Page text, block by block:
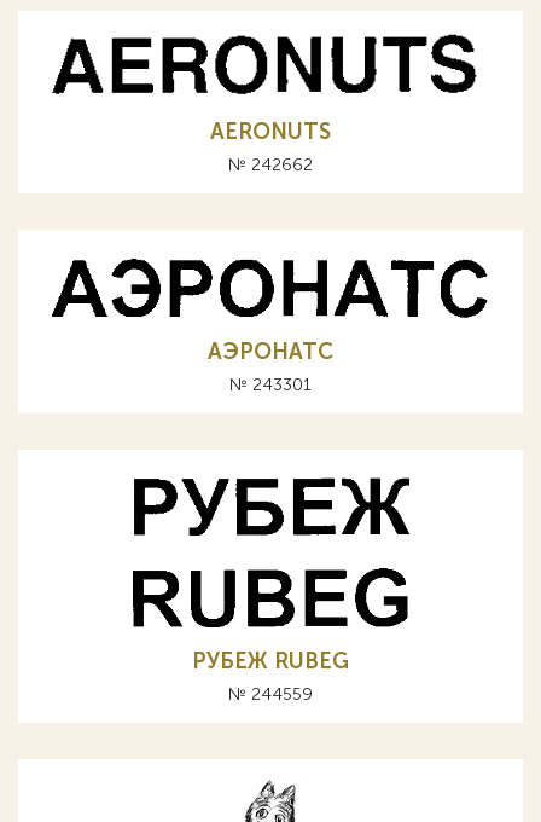
AERONUTS
№ 242662
АЭРОНАТС
№ 243301
РУБЕЖ RUBEG
№ 244559